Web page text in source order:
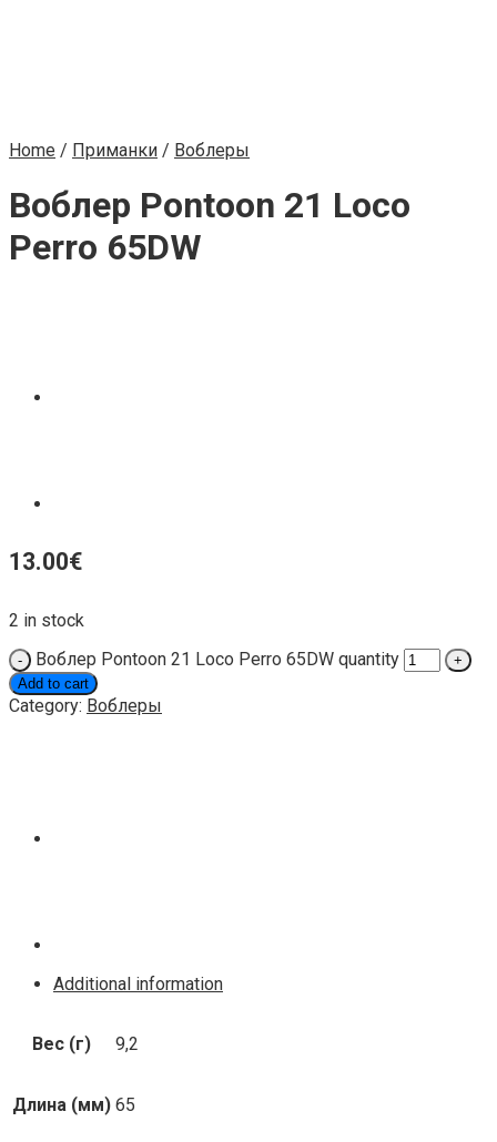
Home / Приманки / Воблеры
Воблер Pontoon 21 Loco
Perro 65DW
13.00€
2 in stock
Воблер Pontoon 21 Loco Perro 65DW quantity
Add to cart
Category: Воблеры
Additional information
Вес (г) 9,2
Длина (мм) 65